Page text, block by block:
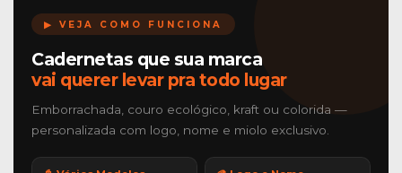
▶ VEJA COMO FUNCIONA
Cadernetas que sua marca
vai querer levar pra todo lugar
Emborrachada, couro ecológico, kraft ou colorida —
personalizada com logo, nome e miolo exclusivo.